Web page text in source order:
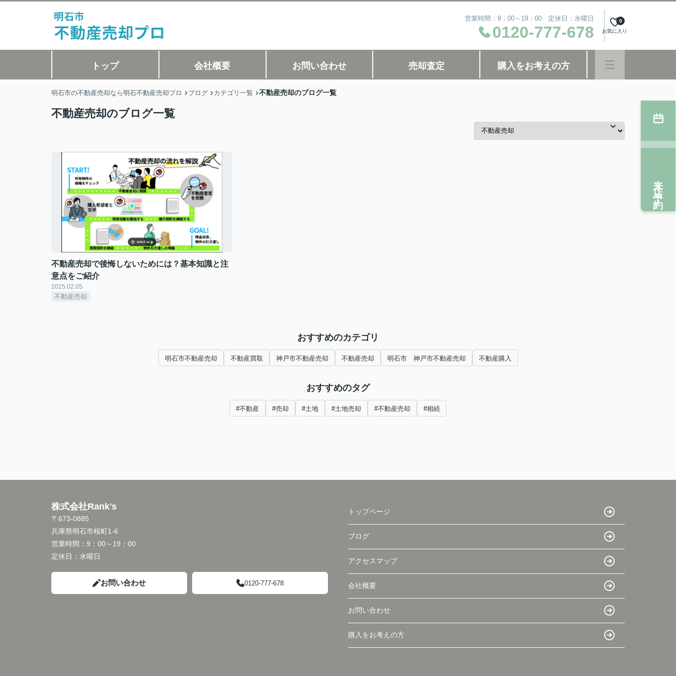
営業時間：9：00～19：00 定休日：水曜日
0120-777-678 お気に入り
0
トップ 会社概要 お問い合わせ 売却査定 購入をお考えの方
明石市の不動産売却なら明石不動産売却プロ ブログ カテゴリ一覧 不動産売却のブログ一覧
不動産売却のブログ一覧
不動産売却で後悔しないためには？基本知識と注
意点をご紹介
2025.02.05
不動産売却
おすすめのカテゴリ
明石市不動産売却 不動産買取 神戸市不動産売却 不動産売却 明石市 神戸市不動産売却 不動産購入
おすすめのタグ
#不動産 #売却 #土地 #土地売却 #不動産売却 #相続
来店予約
株式会社Rank's
〒673-0885
兵庫県明石市桜町1-6
営業時間： 9：00～19：00
定休日： 水曜日
お問い合わせ 0120-777-678
トップページ
ブログ
アクセスマップ
会社概要
お問い合わせ
購入をお考えの方